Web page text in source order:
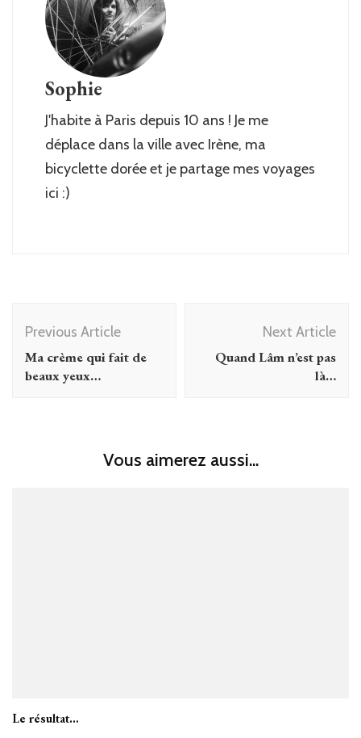
Sophie
J'habite à Paris depuis 10 ans ! Je me
déplace dans la ville avec Irène, ma
bicyclette dorée et je partage mes voyages
ici :)
Navigation
Previous Article
Ma crème qui fait de
beaux yeux…
Next Article
Quand Lâm n’est pas
là…
Vous aimerez aussi...
Le résultat…